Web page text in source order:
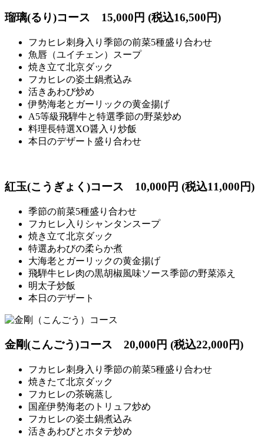
瑠璃(るり)コース 15,000円 (税込16,500円)
フカヒレ刺身入り季節の前菜5種盛り合わせ
魚唇（ユイチェン）スープ
焼き立て北京ダック
フカヒレの姿土鍋煮込み
活きあわび炒め
伊勢海老とガーリックの黄金揚げ
A5等級飛騨牛と特選季節の野菜炒め
料理長特選XO醤入り炒飯
本日のデザート盛り合わせ
紅玉(こうぎょく)コース 10,000円 (税込11,000円)
季節の前菜5種盛り合わせ
フカヒレ入りシャンタンスープ
焼き立て北京ダック
特選あわびの柔らか煮
大海老とガーリックの黄金揚げ
飛騨牛ヒレ肉の黒胡椒風味ソース季節の野菜添え
明太子炒飯
本日のデザート
金剛(こんごう)コース 20,000円 (税込22,000円)
フカヒレ刺身入り季節の前菜5種盛り合わせ
焼きたて北京ダック
フカヒレの茶碗蒸し
国産伊勢海老のトリュフ炒め
フカヒレの姿土鍋煮込み
活きあわびとホタテ炒め